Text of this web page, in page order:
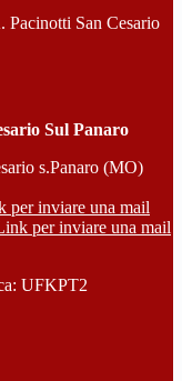
Pacinotti San Cesario
Sul Panaro
s.Panaro (MO)
per inviare una mail
per inviare una mail
UFKPT2